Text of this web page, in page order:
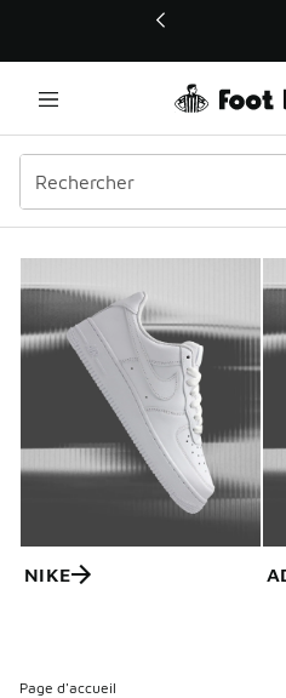
Ce lien ouvrira une nouvelle
NIKE
Page d'accueil